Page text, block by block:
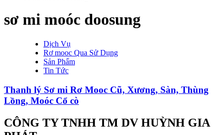
sơ mi moóc doosung
Dịch Vụ
Rơ mooc Qua Sử Dụng
Sản Phẩm
Tin Tức
Thanh lý Sơ mi Rơ Mooc Cũ, Xương, Sàn, Thùng
Lồng, Moóc Cổ cò
CÔNG TY TNHH TM DV HUỲNH GIA